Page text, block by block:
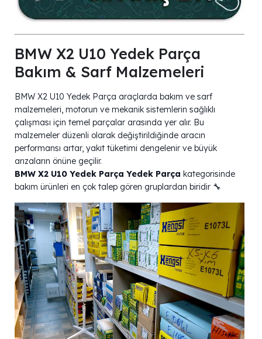
BMW X2 U10 Yedek Parça
Bakım & Sarf Malzemeleri
BMW X2 U10 Yedek Parça araçlarda bakım ve sarf
malzemeleri, motorun ve mekanik sistemlerin sağlıklı
çalışması için temel parçalar arasında yer alır. Bu
malzemeler düzenli olarak değiştirildiğinde aracın
performansı artar, yakıt tüketimi dengelenir ve büyük
arızaların önüne geçilir.
BMW X2 U10 Yedek Parça Yedek Parça kategorisinde
bakım ürünleri en çok talep gören gruplardan biridir 🔧